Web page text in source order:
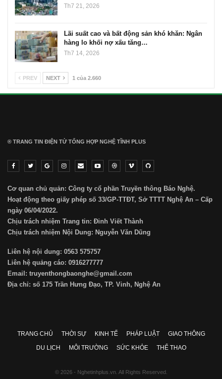
Th7 21, 2026
Lãi suất cao và bất động sản khó khăn: Ngân
hàng lo khối nợ xấu tăng…
Th7 14, 2026
PREV NEXT 1 của 2.660
® TRANG TIN ĐIỆN TỬ ТỔNG HỢP NGHỆ TĨNH PLUS
Cơ quan chủ quản: Công ty cổ phần Truyền thông Báo Nghệ.
Hoạt động theo giấy phép số 33/GP-TTĐT, Sở TTTT Nghệ An – Cấp
ngày 06/04/2022.
Chịu trách nhiệm Trang tin: Đinh Viết Thành
Chịu trách nhiệm Nội Dung: Nguyễn Văn Dũng
Liên hệ nội dung: 0563 575757
Liên hệ quảng cáo: 0916277777
Email: truyenthongbaonghe@gmail.com
Địa chỉ: số 175 Trần Hưng Đạo, TP. Vinh, Nghệ An
TRANG CHỦ THỜI SỰ KINH TẾ PHÁP LUẬT
GIAO THÔNG
DU LỊCH
MÔI TRƯỜNG SỨC KHỎE THỂ THAO
© 2026 - Nghetinhplus.vn. All Rights Reserved.